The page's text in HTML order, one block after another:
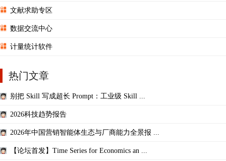
文献求助专区
数据交流中心
计量统计软件
热门文章
别把 Skill 写成超长 Prompt：工业级 Skill ...
2026科技趋势报告
2026年中国营销智能体生态与厂商能力全景报 ...
【论坛首发】Time Series for Economics an ...